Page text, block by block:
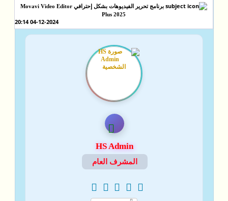
برنامج تحرير الفيديوهات بشكل إحترافي Movavi Video Editor
Plus 2025
04-12-2024 20:14
HS Admin
المشرف العام